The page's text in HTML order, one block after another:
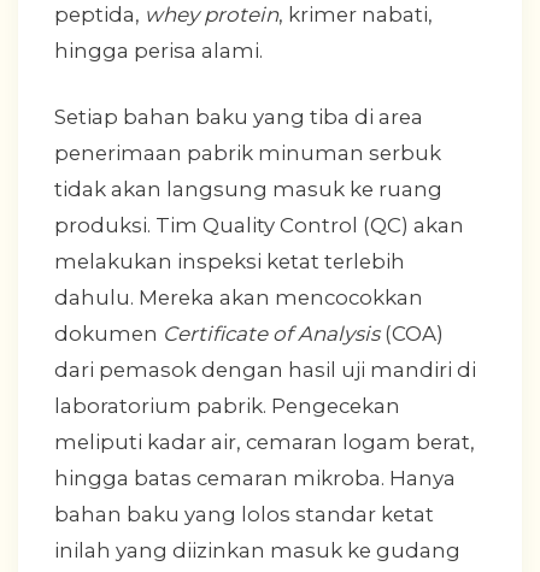
peptida, whey protein, krimer nabati,
hingga perisa alami.
Setiap bahan baku yang tiba di area
penerimaan pabrik minuman serbuk
tidak akan langsung masuk ke ruang
produksi. Tim Quality Control (QC) akan
melakukan inspeksi ketat terlebih
dahulu. Mereka akan mencocokkan
dokumen Certificate of Analysis(COA)
dari pemasok dengan hasil uji mandiri di
laboratorium pabrik. Pengecekan
meliputi kadar air, cemaran logam berat,
hingga batas cemaran mikroba. Hanya
bahan baku yang lolos standar ketat
inilah yang diizinkan masuk ke gudang